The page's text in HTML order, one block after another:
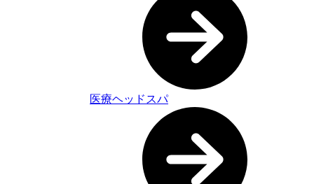
医療ヘッドスパ